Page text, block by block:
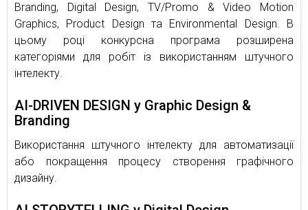
Branding, Digital Design, TV/Promo & Video Motion
Graphics, Product Design та Environmental Design. В
цьому році конкурсна програма розширена
категоріями для робіт із використанням штучного
інтелекту.
AI-DRIVEN DESIGN у Graphic Design &
Branding
Використання штучного інтелекту для автоматизації
або покращення процесу створення графічного
дизайну.